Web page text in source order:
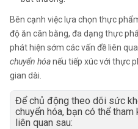
Bên cạnh việc lựa chọn thực
độ ăn cân bằng, đa dạng thực
phát hiện sớm các vấn đề liên
chuyển hóanếu tiếp xúc với thực
gian dài.
Để chủ động theo dõi sức
chuyển hóa, bạn có thể
liên quan sau: